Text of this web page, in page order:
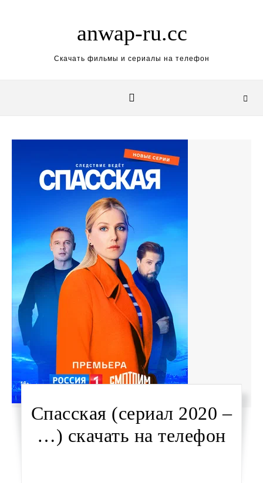
anwap-ru.cc
Скачать фильмы и сериалы на телефон
Спасская (сериал 2020 –
…) скачать на телефон